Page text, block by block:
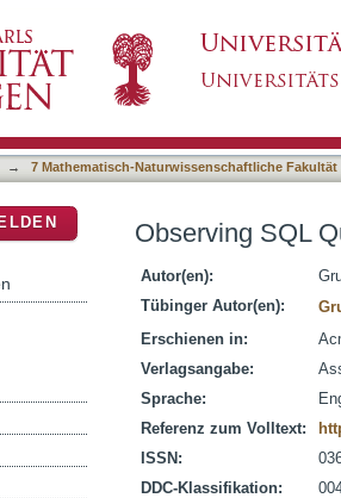
→ 7 Mathematisch-Naturwissenschaftliche Fakultät
Observing SQL
Autor(en):
Tübinger Autor(en):
Erschienen in:
Verlagsangabe:
Sprache:
Referenz zum Volltext:
ISSN:
DDC-Klassifikation: